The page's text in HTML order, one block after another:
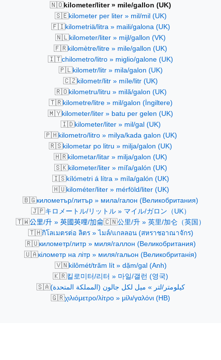
🇳🇴kilometer/liter » mile/gallon (UK)
🇸🇪kilometer per liter » mil/mil (UK)
🇫🇮kilometriä/litra » maili/galona (UK)
🇳🇱kilometer/liter » mijl/gallon (VK)
🇫🇷kilomètre/litre » mile/gallon (UK)
🇮🇹chilometro/litro » miglio/galone (UK)
🇵🇱kilometr/litr » mila/galon (UK)
🇨🇿kilometr/litr » míle/litr (UK)
🇷🇴kilometru/litru » milă/galon (UK)
🇹🇷kilometre/litre » mil/galon (İngiltere)
🇲🇾kilometer/liter » batu per gelen (UK)
🇮🇩kilometer/liter » mil/gal (UK)
🇵🇭kilometro/litro » milya/kada galon (UK)
🇷🇸kilometar po litru » milja/galon (UK)
🇭🇷kilometar/litar » milja/galon (UK)
🇸🇰kilometer/liter » míľa/galón (UK)
🇮🇸kílómetri á lítra » míla/galón (UK)
🇭🇺kilométer/liter » mérföld/liter (UK)
🇧🇬километър/литър » мила/галон (Великобритания)
🇯🇵キロメートル/リットル » マイル/ガロン（UK）
🇹🇼公里/升 » 英國英哩/加侖🇨🇳公里/升 » 英里/加仑（英国）
🇹🇭กิโลเมตรต่อ ลิตร » ไมล์/แกลลอน (สหราชอาณาจักร)
🇷🇺километр/литр » миля/галлон (Великобритания)
🇺🇦кілометр на літр » миля/гальон (Великобританія)
🇻🇳kilômét/trăm lít » dặm/gal (Anh)
🇰🇷킬로미터/리터 » 마일/갤런 (영국)
🇸🇦كيلومتر/لتر » ميل لكل جالون (المملكة المتحدة)
🇬🇷χιλιόμετρο/λίτρο » μίλι/γαλόνι (ΗΒ)